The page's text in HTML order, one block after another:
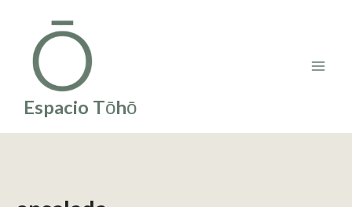
contenido
Espacio Tōhō